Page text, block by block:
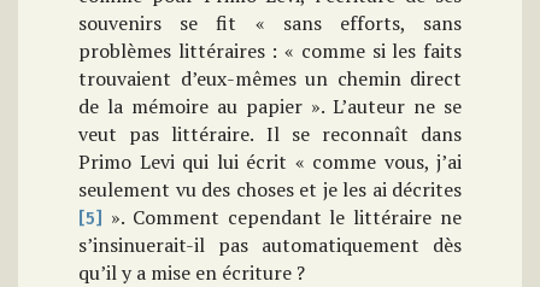
souvenirs se fit « sans efforts, sans
problèmes littéraires : « comme si les faits
trouvaient d’eux-mêmes un chemin direct
de la mémoire au papier ». L’auteur ne se
veut pas littéraire. Il se reconnaît dans
Primo Levi qui lui écrit « comme vous, j’ai
seulement vu des choses et je les ai décrites
[5]
». Comment cependant le littéraire ne
s’insinuerait-il pas automatiquement dès
qu’il y a mise en écriture ?